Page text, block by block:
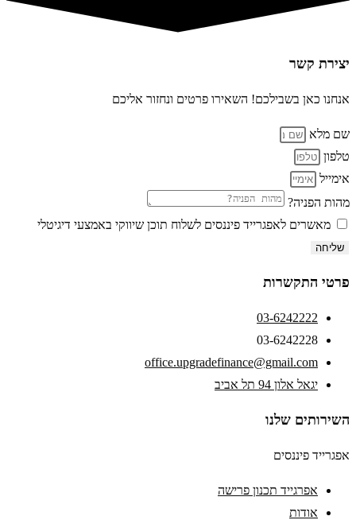
יצירת קשר
אנחנו כאן בשבילכם! השאירו פרטים ונחזור אליכם
שם מלא
טלפון
אימייל
מהות הפניה?
מאשרים לאפגרייד פיננסים לשלוח תוכן שיווקי באמצעי דיגיטלי
שליחה
פרטי התקשרות
03-6242222
03-6242228
office.upgradefinance@gmail.com
יגאל אלון 94 תל אביב
השירותים שלנו
אפגרייד פיננסים
אפרגייד תכנון פרישה
אודות